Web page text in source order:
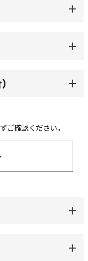
ご確認ください。